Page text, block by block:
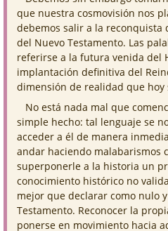
que nuestra cosmovisión nos
debemos salir a la reconquista
del Nuevo Testamento. Las
referirse a la futura venida del
implantación definitiva del
dimensión de realidad que hoy
No está nada mal que
simple hecho: tal lenguaje se
acceder a él de manera
andar haciendo malabarismos
superponerle a la historia un
conocimiento histórico no
mejor que declarar como nulo
Testamento. Reconocer la
ponerse en movimiento hacia